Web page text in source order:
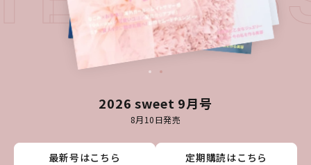
2026 sweet 9月号
8月10日発売
最新号はこちら 定期購読はこちら
最新号はこちら 定期購読はこちら
最新号はこちら 定期購読はこちら
最新号はこちら 定期購読はこちら